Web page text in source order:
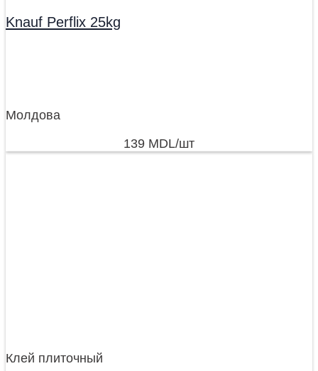
Knauf Perflix 25kg
Молдова
139 MDL/шт
Клей плиточный